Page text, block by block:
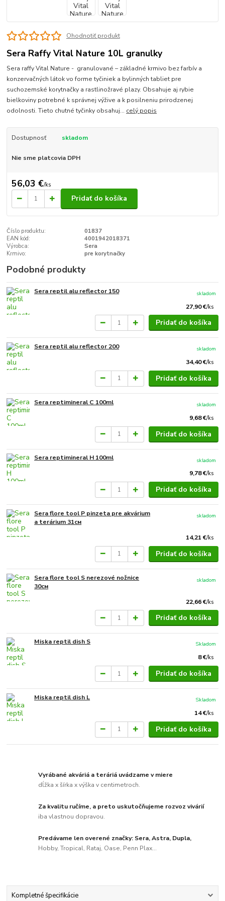
Ohodnotiť produkt
Sera Raffy Vital Nature 10L granulky
Sera raffy Vital Nature - granulované – základné krmivo bez farbív a
konzervačných látok vo forme tyčiniek a bylinných tabliet pre
suchozemské korytnačky a rastlinožravé plazy. Obsahuje aj rybie
bielkoviny potrebné k správnej výžive a k posilneniu prirodzenej
odolnosti. Tieto chutné tyčinky obsahuj... celý popis
Dostupnosť skladom
Nie sme platcovia DPH
56,03 €/ks
Pridať do košíka
Číslo produktu:
01837
EAN kód:
4001942018371
Výrobca:
Sera
Krmivo:
pre korytnačky
Podobné produkty
Sera reptil alu reflector 150
27,90 €/ks
skladom
Pridať do košíka
Sera reptil alu reflector 200
34,40 €/ks
skladom
Pridať do košíka
Sera reptimineral C 100ml
9,68 €/ks
skladom
Pridať do košíka
Sera reptimineral H 100ml
9,78 €/ks
skladom
Pridať do košíka
Sera flore tool P pinzeta pre akvárium
a terárium 31см
14,21 €/ks
skladom
Pridať do košíka
Sera flore tool S nerezové nožnice
30см
22,66 €/ks
skladom
Pridať do košíka
Miska reptil dish S
8 €/ks
Skladom
Pridať do košíka
Miska reptil dish L
14 €/ks
Skladom
Pridať do košíka
Vyrábané akváriá a teráriá uvádzame v miere
dĺžka x šírka x výška v centimetroch.
Za kvalitu ručíme, a preto uskutočňujeme rozvoz vivárií
iba vlastnou dopravou.
Predávame len overené značky: Sera, Astra, Dupla,
Hobby, Tropical, Rataj, Oase, Penn Plax...
Kompletné špecifikácie